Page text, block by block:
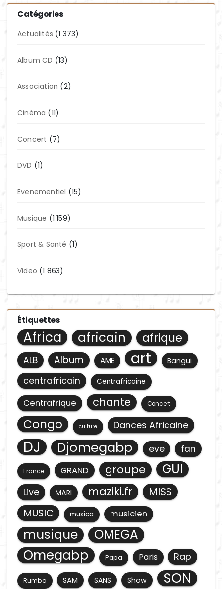
Catégories
Actualités (1 373)
Album CD (13)
Association (2)
Cinéma (11)
Concert (7)
DVD (1)
Evenementiel (15)
Musique (1 159)
Sport & Santé (1)
Video (1 863)
Étiquettes
Africa africain afrique
ALB Album AME art Bangui
centrafricain Centrafricaine
Centrafrique chante Concert
Congo culture Dances Africaine
DJ Djomegabp eve fan
France GRAND groupe GUI
Live MARI maziki.fr
MISS
MUSIC
musica musicien
musique OMEGA
Omegabp Papa Paris Rap
Rumba SAM SANS Show SON